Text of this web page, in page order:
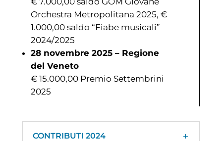
Orchestra Metropolitana 2025, €
1.000,00 saldo “Fiabe musicali”
2024/2025
28 novembre 2025 – Regione
del Veneto
€ 15.000,00 Premio Settembrini
2025
CONTRIBUTI 2024